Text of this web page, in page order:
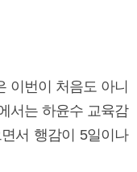
이번이 처음도 아니
서는 하윤수 교육감
서 행감이 5일이나